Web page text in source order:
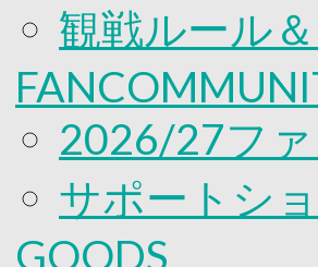
観戦ルール
2026/27フ
サポートシ
GOODS